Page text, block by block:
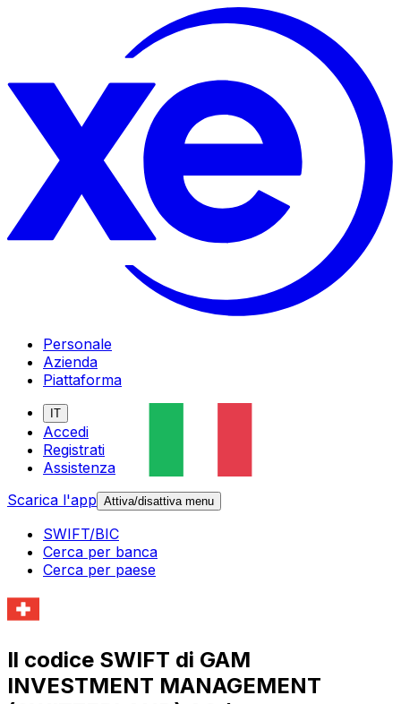
Personale
Azienda
Piattaforma
IT
Accedi
Registrati
Assistenza
Scarica l'app Attiva/disattiva menu
SWIFT/BIC
Cerca per banca
Cerca per paese
Il codice SWIFT di GAM
INVESTMENT MANAGEMENT